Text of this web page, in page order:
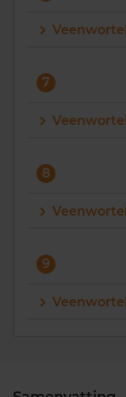
7
8
9